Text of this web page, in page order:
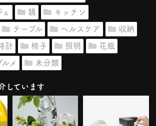
鏡 キッチン
テーブル ヘルスケア 収納
計 椅子 照明 花瓶
メ 未分類
しています